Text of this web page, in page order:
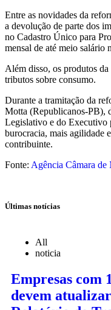
Entre as novidades da
a devolução de parte dos
no Cadastro Único para
mensal de até meio salário
Além disso, os produtos
tributos sobre consumo.
Durante a tramitação da
Motta (Republicanos-PB),
Legislativo e do Executivo
burocracia, mais agilidade
contribuinte.
Fonte: Agência Câmara de
Últimas notícias
All
noticia
Empresas com
devem